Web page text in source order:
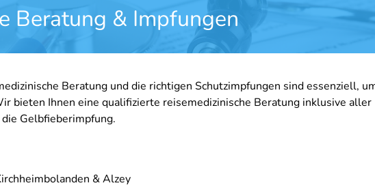
Beratung & Impfungen
Beratung und die richtigen Schutzimpfungen sind essenziell,
bieten Ihnen eine qualifizierte reisemedizinische Beratung inklusive aller
Gelbfieberimpfung.
& Alzey